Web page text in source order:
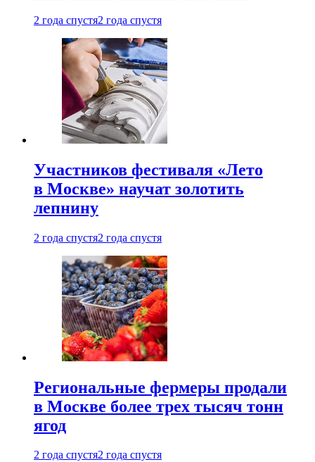
2 года спустя2 года спустя
Участников фестиваля «Лето
в Москве» научат золотить
лепнину
2 года спустя2 года спустя
Региональные фермеры продали
в Москве более трех тысяч тонн
ягод
2 года спустя2 года спустя